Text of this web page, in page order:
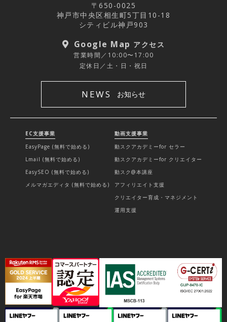
〒650-0025
神戸市中央区相生町5丁目10-18
シティビル神戸903
Google Map アクセス
営業時間／10:00〜17:00
定休日／土・日・祝日
NEWS お知らせ
EC支援事業
EasyPage (無料で始める)
Lmail (無料で始める)
EasySEO (無料で始める)
メルマガエディタ (無料で始める)
動画支援事業
動スクアカデミーfor セラー
動スクアカデミーfor クリエイター
動スク@本講座
アフィリエイト支援
クリエイター育成・マネジメント
運用支援